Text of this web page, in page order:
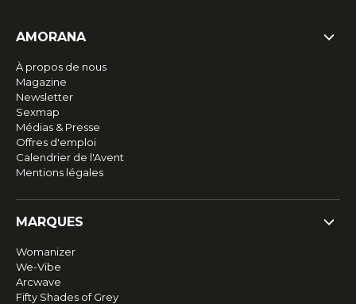
AMORANA
À propos de nous
Magazine
Newsletter
Sexmap
Médias & Presse
Offres d'emploi
Calendrier de l'Avent
Mentions légales
MARQUES
Womanizer
We-Vibe
Arcwave
Fifty Shades of Grey